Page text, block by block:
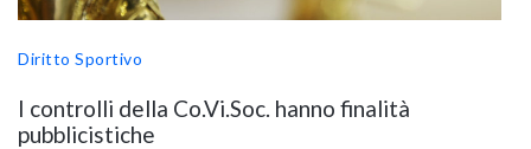
Diritto Sportivo
I controlli della Co.Vi.Soc. hanno finalità
pubblicistiche